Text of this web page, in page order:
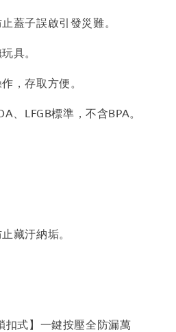
蓋子誤啟引發災難。
具。
，存取方便。
、LFGB標準，不含BPA。
藏汙納垢。
式】一鍵按壓全防漏萬